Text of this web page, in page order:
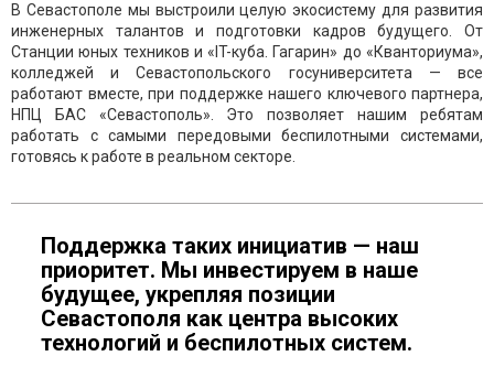
В Севастополе мы выстроили целую экосистему для развития
инженерных талантов и подготовки кадров будущего. От
Станции юных техников и «IT-куба. Гагарин» до «Кванториума»,
колледжей и Севастопольского госуниверситета — все
работают вместе, при поддержке нашего ключевого партнера,
НПЦ БАС «Севастополь». Это позволяет нашим ребятам
работать с самыми передовыми беспилотными системами,
готовясь к работе в реальном секторе.
Поддержка таких инициатив — наш
приоритет. Мы инвестируем в наше
будущее, укрепляя позиции
Севастополя как центра высоких
технологий и беспилотных систем.